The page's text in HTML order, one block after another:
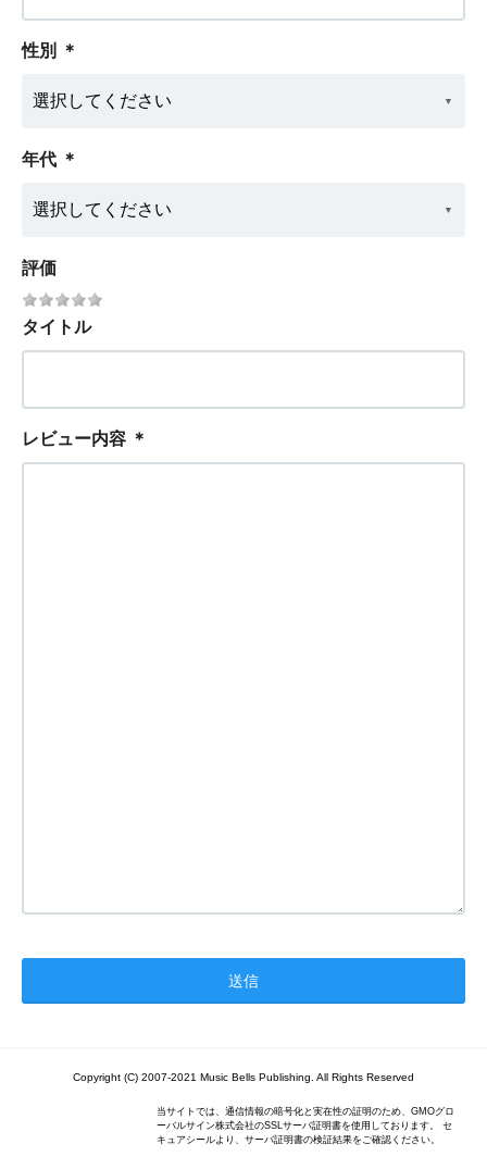
性別 ＊
年代 ＊
評価
タイトル
レビュー内容 ＊
Copyright (C) 2007-2021 Music Bells Publishing. All Rights Reserved
当サイトでは、通信情報の暗号化と実在性の証明のため、GMOグロ
ーバルサイン株式会社のSSLサーバ証明書を使用しております。 セ
キュアシールより、サーバ証明書の検証結果をご確認ください。